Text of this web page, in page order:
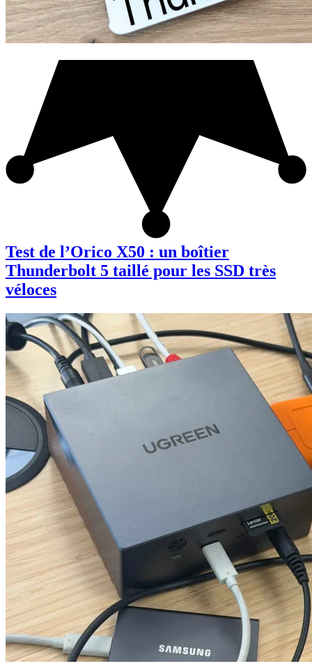
Test de l’Orico X50 : un boîtier
Thunderbolt 5 taillé pour les SSD très
véloces